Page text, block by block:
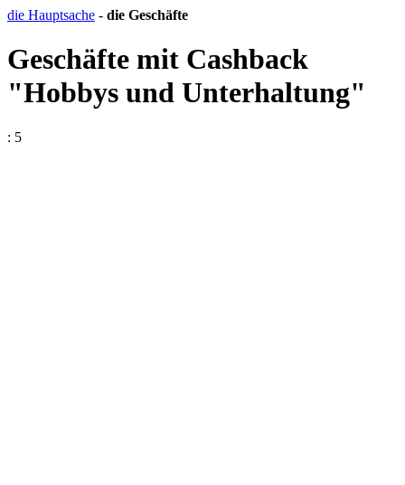
die Hauptsache - die Geschäfte
Geschäfte mit Cashback
"Hobbys und Unterhaltung"
: 5